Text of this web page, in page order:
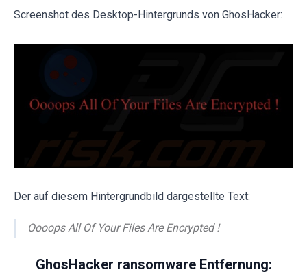
Screenshot des Desktop-Hintergrunds von GhosHacker:
Der auf diesem Hintergrundbild dargestellte Text:
Oooops All Of Your Files Are Encrypted !
GhosHacker ransomware Entfernung: